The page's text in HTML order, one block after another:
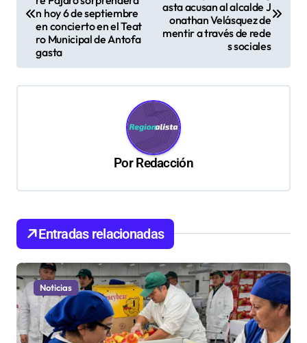
a
d
e
e
n
t
r
a
n hoy 6 de septiembre
en concierto en el Teat
ro Municipal de Antofa
gasta
asta acusan al alcalde J
onathan Velásquez de
mentir a través de rede
s sociales
PorRedacción
Entradas relacionadas
Noticias